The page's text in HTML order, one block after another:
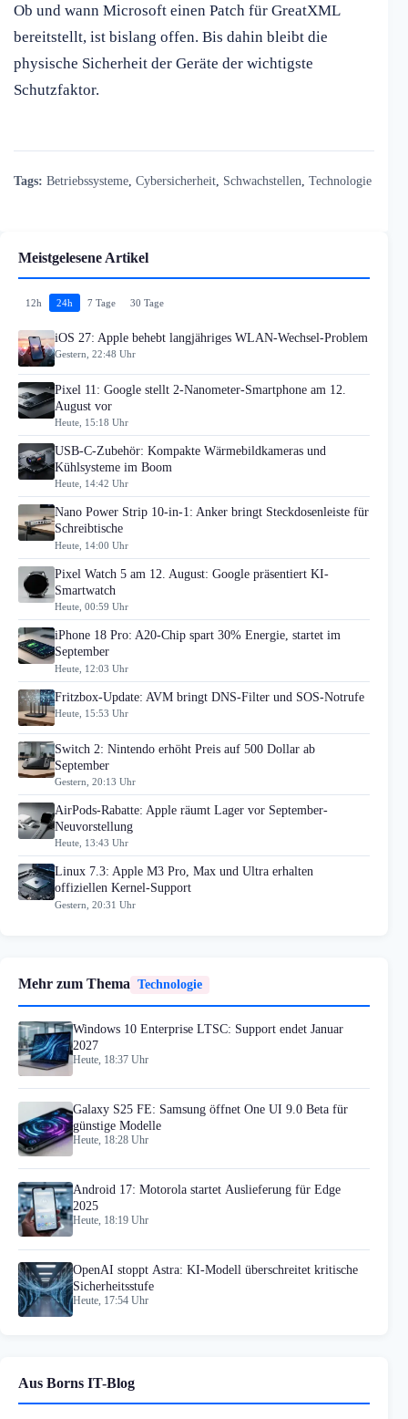
Ob und wann Microsoft einen Patch für GreatXML
bereitstellt, ist bislang offen. Bis dahin bleibt die
physische Sicherheit der Geräte der wichtigste
Schutzfaktor.
Tags: Betriebssysteme Cybersicherheit Schwachstellen Technologie
Meistgelesene Artikel
12h 24h 7 Tage 30 Tage
iOS 27: Apple behebt langjähriges WLAN-Wechsel-Problem
Gestern, 22:48 Uhr
Pixel 11: Google stellt 2-Nanometer-Smartphone am 12.
August vor
Heute, 15:18 Uhr
USB-C-Zubehör: Kompakte Wärmebildkameras und
Kühlsysteme im Boom
Heute, 14:42 Uhr
Nano Power Strip 10-in-1: Anker bringt Steckdosenleiste für
Schreibtische
Heute, 14:00 Uhr
Pixel Watch 5 am 12. August: Google präsentiert KI-
Smartwatch
Heute, 00:59 Uhr
iPhone 18 Pro: A20-Chip spart 30% Energie, startet im
September
Heute, 12:03 Uhr
Fritzbox-Update: AVM bringt DNS-Filter und SOS-Notrufe
Heute, 15:53 Uhr
Switch 2: Nintendo erhöht Preis auf 500 Dollar ab
September
Gestern, 20:13 Uhr
AirPods-Rabatte: Apple räumt Lager vor September-
Neuvorstellung
Heute, 13:43 Uhr
Linux 7.3: Apple M3 Pro, Max und Ultra erhalten
offiziellen Kernel-Support
Gestern, 20:31 Uhr
Mehr zum Thema Technologie
Windows 10 Enterprise LTSC: Support endet Januar
2027
Heute, 18:37 Uhr
Galaxy S25 FE: Samsung öffnet One UI 9.0 Beta für
günstige Modelle
Heute, 18:28 Uhr
Android 17: Motorola startet Auslieferung für Edge
2025
Heute, 18:19 Uhr
OpenAI stoppt Astra: KI-Modell überschreitet kritische
Sicherheitsstufe
Heute, 17:54 Uhr
Aus Borns IT-Blog